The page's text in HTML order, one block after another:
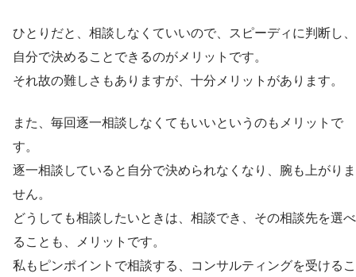
ひとりだと、相談しなくていいので、スピーディに判断し、
自分で決めることできるのがメリットです。
それ故の難しさもありますが、十分メリットがあります。
また、毎回逐一相談しなくてもいいというのもメリットで
す。
逐一相談していると自分で決められなくなり、腕も上がりま
せん。
どうしても相談したいときは、相談でき、その相談先を選べ
ることも、メリットです。
私もピンポイントで相談する、コンサルティングを受けるこ